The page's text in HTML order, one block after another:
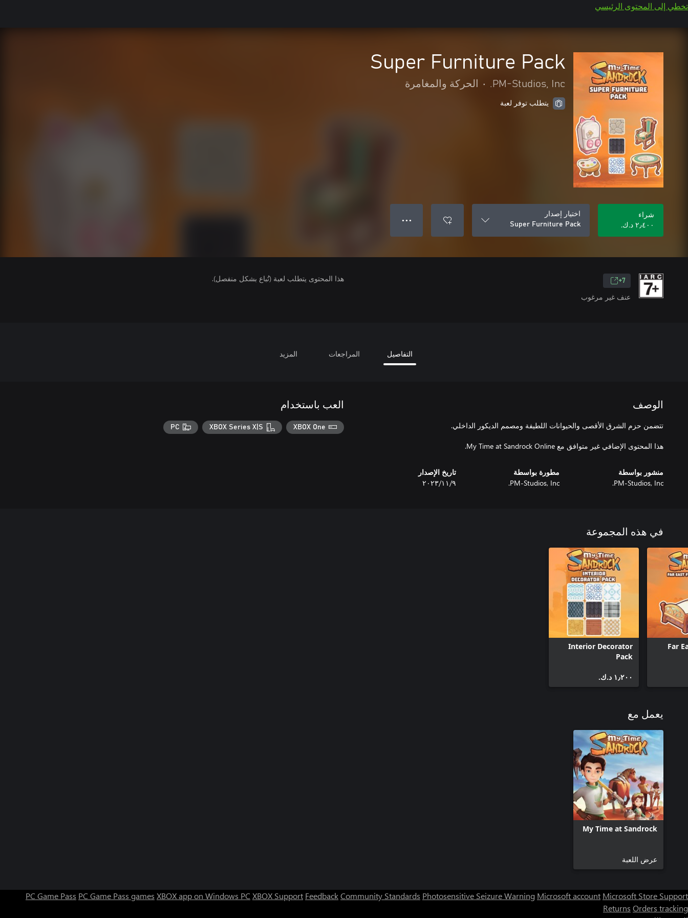
تخطي إلى المحتوى الرئيسي
Super Furniture Pack
PM-Studios, Inc.
• الحركة والمغامرة
يتطلب توفر لعبة
شراء
٢٫٤٠٠ د.ك.‏
اختيار إصدار
Super Furniture Pack
● ● ●
7+
عنف غير مرغوب
هذا المحتوى يتطلب لعبة (تُباع بشكل منفصل).
التفاصيل المراجعات المزيد
الوصف
هذا المحتوى الإضافي غير متوافق مع My Time at Sandrock Online.
منشور بواسطة
PM-Studios, Inc.
مطورة بواسطة
PM-Studios, Inc.
تاريخ الإصدار
٩‏/١١‏/٢٠٢٣
العب باستخدام
XBOX One
XBOX Series X|S
PC
في هذه المجموعة
Far
Interior Decorator
Pack
١٫٢٠٠ د.ك.‏
يعمل مع
My Time at Sandrock
عرض اللعبة
PC Game Pass PC Game Pass games XBOX app on Windows PC XBOX Support FeedbackCommunity Standards Photosensitive Seizure Warning Microsoft account Microsoft Store Support
Returns Orders tracking